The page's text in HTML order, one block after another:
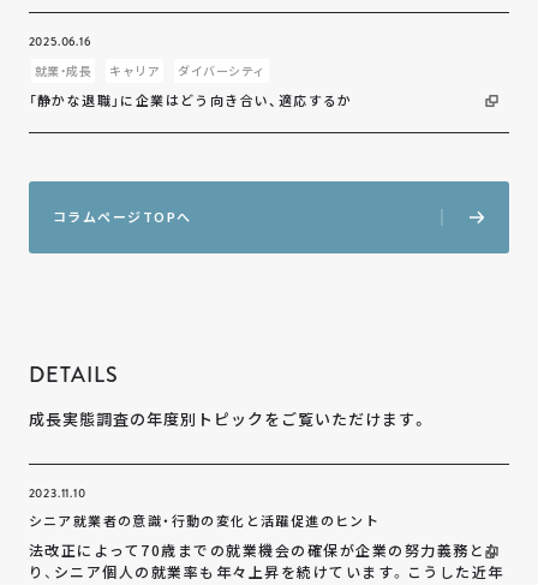
2025.06.16
就業・成長
キャリア ダイバーシティ
「静かな退職」に企業はどう向き合い、適応するか
コラ ムページTOPへ
DETAILS
成長実態調査の年度別トピックをご覧いただけます。
2023.11.10
シニア就業者の意識・行動の変化と活躍促進のヒント
法改正によって70歳までの就業機会の確保が企業の努力義務とな
り、シニア個人の就業率も年々上昇を続けています。こうした近年